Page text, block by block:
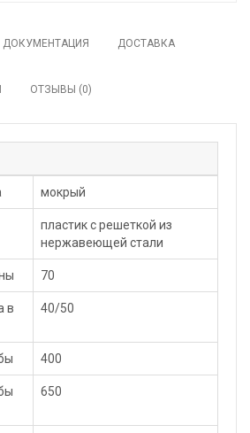
ДОКУМЕНТАЦИЯ ДОСТАВКА
ОТЗЫВЫ (0)
мокрый
пластик с решеткой из
нержавеющей стали
70
в
40/50
400
650